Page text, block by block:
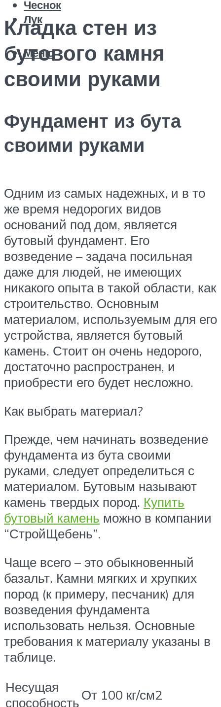
Чеснок
Лук
Меню
Кладка стен из
бутового камня
своими руками
Фундамент из бута
своими руками
Одним из самых надежных, и в то
же время недорогих видов
оснований под дом, является
бутовый фундамент. Его
возведение – задача посильная
даже для людей, не имеющих
никакого опыта в такой области, как
строительство. Основным
материалом, используемым для его
устройства, является бутовый
камень. Стоит он очень недорого,
достаточно распространен, и
приобрести его будет несложно.
Как выбрать материал?
Прежде, чем начинать возведение
фундамента из бута своими
руками, следует определиться с
материалом. Бутовым называют
камень твердых пород. Купить
бутовый камень можно в компании
“СтройЩебень”.
Чаще всего – это обыкновенный
базальт. Камни мягких и хрупких
пород (к примеру, песчаник) для
возведения фундамента
использовать нельзя. Основные
требования к материалу указаны в
таблице.
Несущая
способностьОт 100 кг/см2